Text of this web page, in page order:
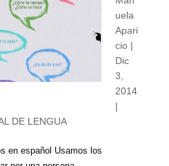
uela
Apari
cio|
Dic
3,
2014
|
DE LENGUA
en español Usamos los